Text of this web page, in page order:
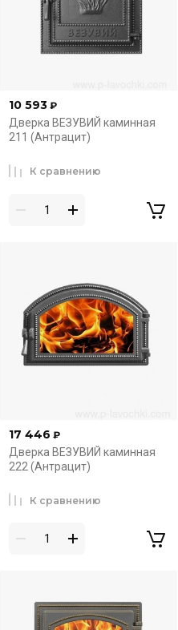
10 593 ₽
Дверка ВЕЗУВИЙ каминная
211 (Антрацит)
К сравнению
17 446 ₽
Дверка ВЕЗУВИЙ каминная
222 (Антрацит)
К сравнению